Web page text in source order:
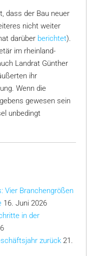
dass der Bau neuer
nicht weiter
darüber berichtet).
im rheinland-
Landrat Günther
ihr
Wenn die
gewesen sein
unbedingt
Vier Branchengrößen
16. Juni 2026
in der
zurück 21.